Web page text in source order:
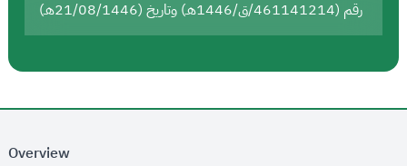
رقم (461141214/ق/1446هـ) وتاريخ (21/08/1446هـ)
Overview